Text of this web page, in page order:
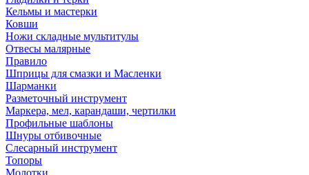
Кельмы и мастерки
Ковши
Ножи складные мультитулы
Отвесы малярные
Правило
Шприцы для смазки и Масленки
Шарманки
Разметочный инструмент
Маркера, мел, карандаши, чертилки
Профильные шаблоны
Шнуры отбивочные
Слесарный инструмент
Топоры
Молотки